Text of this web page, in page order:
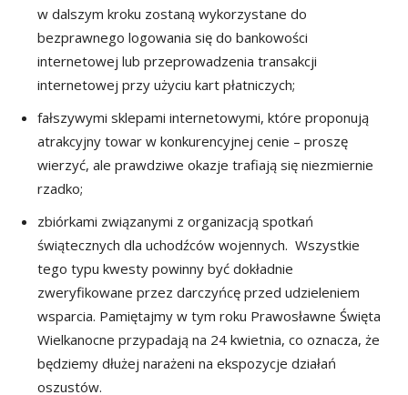
w dalszym kroku zostaną wykorzystane do
bezprawnego logowania się do bankowości
internetowej lub przeprowadzenia transakcji
internetowej przy użyciu kart płatniczych;
fałszywymi sklepami internetowymi, które proponują
atrakcyjny towar w konkurencyjnej cenie – proszę
wierzyć, ale prawdziwe okazje trafiają się niezmiernie
rzadko;
zbiórkami związanymi z organizacją spotkań
świątecznych dla uchodźców wojennych. Wszystkie
tego typu kwesty powinny być dokładnie
zweryfikowane przez darczyńcę przed udzieleniem
wsparcia. Pamiętajmy w tym roku Prawosławne Święta
Wielkanocne przypadają na 24 kwietnia, co oznacza, że
będziemy dłużej narażeni na ekspozycje działań
oszustów.